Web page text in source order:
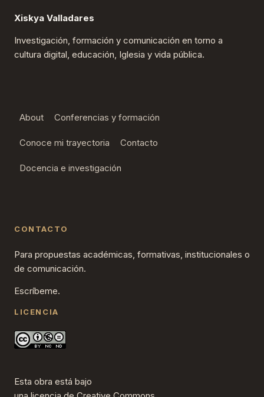
Xiskya Valladares
Investigación, formación y comunicación en torno a
cultura digital, educación, Iglesia y vida pública.
About Conferencias y formación
Conoce mi trayectoria Contacto
Docencia e investigación
CONTACTO
Para propuestas académicas, formativas, institucionales o
de comunicación.
Escríbeme.
LICENCIA
Esta obra está bajo